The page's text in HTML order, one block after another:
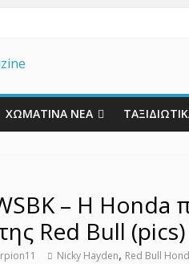
ΧΩΜΑΤΙΝΑ ΝΕΑ
– Η Honda
Red Bull (pics)
Nicky Hayden, Red Bull